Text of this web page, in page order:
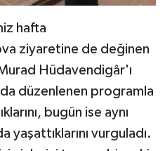
hafta
ziyaretine de değinen
Hüdavendigâr'ı
düzenlenen programla
bugün ise aynı
vurguladı.